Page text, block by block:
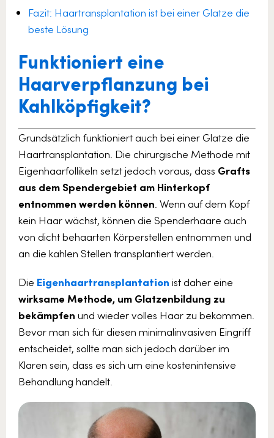
Fazit: Haartransplantation ist bei einer Glatze die
beste Lösung
Funktioniert eine
Haarverpflanzung bei
Kahlköpfigkeit?
Grundsätzlich funktioniert auch bei einer Glatze die
Haartransplantation. Die chirurgische Methode mit
Eigenhaarfollikeln setzt jedoch voraus, dass Grafts
aus dem Spendergebiet am Hinterkopf
entnommen werden können. Wenn auf dem Kopf
kein Haar wächst, können die Spenderhaare auch
von dicht behaarten Körperstellen entnommen und
an die kahlen Stellen transplantiert werden.
Die Eigenhaartransplantation ist daher eine
wirksame Methode, um Glatzenbildung zu
bekämpfen und wieder volles Haar zu bekommen.
Bevor man sich für diesen minimalinvasiven Eingriff
entscheidet, sollte man sich jedoch darüber im
Klaren sein, dass es sich um eine kostenintensive
Behandlung handelt.